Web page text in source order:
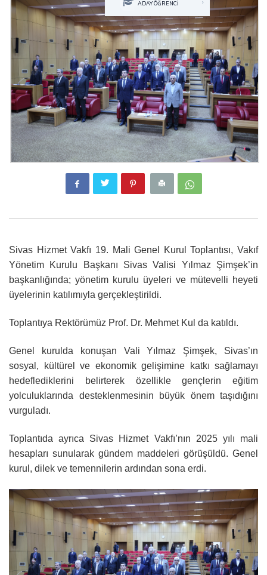
ADAY ÖĞRENCİ ›
Sivas Hizmet Vakfı 19. Mali Genel Kurul Toplantısı, Vakıf
Yönetim Kurulu Başkanı Sivas Valisi Yılmaz Şimşek’in
başkanlığında; yönetim kurulu üyeleri ve mütevelli heyeti
üyelerinin katılımıyla gerçekleştirildi.
Toplantıya Rektörümüz Prof. Dr. Mehmet Kul da katıldı.
Genel kurulda konuşan Vali Yılmaz Şimşek, Sivas’ın
sosyal, kültürel ve ekonomik gelişimine katkı sağlamayı
hedeflediklerini belirterek özellikle gençlerin eğitim
yolculuklarında desteklenmesinin büyük önem taşıdığını
vurguladı.
Toplantıda ayrıca Sivas Hizmet Vakfı’nın 2025 yılı mali
hesapları sunularak gündem maddeleri görüşüldü. Genel
kurul, dilek ve temennilerin ardından sona erdi.